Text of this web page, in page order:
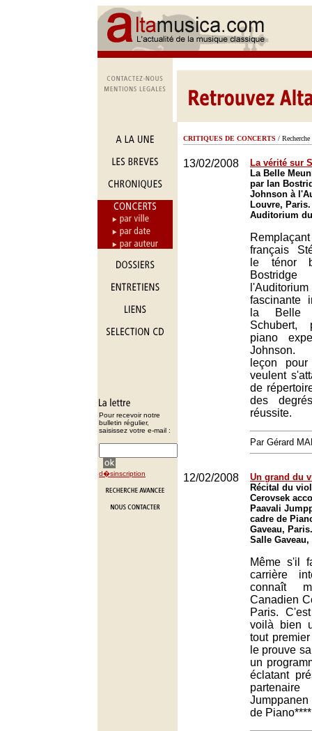
Pour recevoir notre
bulletin régulier,
saisissez votre e-mail :
d�sinscription
CRITIQUES DE CONCERTS / Recherche
13/02/2008
La vérité sur
La Belle
par Ian
Johnson à
Louvre, Paris.
Auditorium
français
le ténor
fascinante
la Belle
piano
Johnson.
leçon
veulent
de
des
réussite.
Par Gérard
12/02/2008
Un grand du
Récital du
Cerovsek
Paavali
cadre de
Gaveau, Paris.
Salle Gaveau,
Même s'il
carrière
connaît
Canadien
Paris.
voilà bien
tout
le prouve
un
éclatant
de